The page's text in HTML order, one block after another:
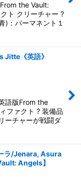
the Vault:
ト クリーチャー ?
)：パーマネント１
Jitte《英語》
語版From the
ファクト ? 装備品
ーチャーが戦闘ダ
ラ/Jenara, Asura
Angels】